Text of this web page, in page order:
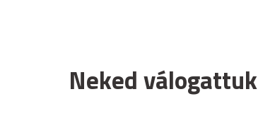
Neked válogattuk